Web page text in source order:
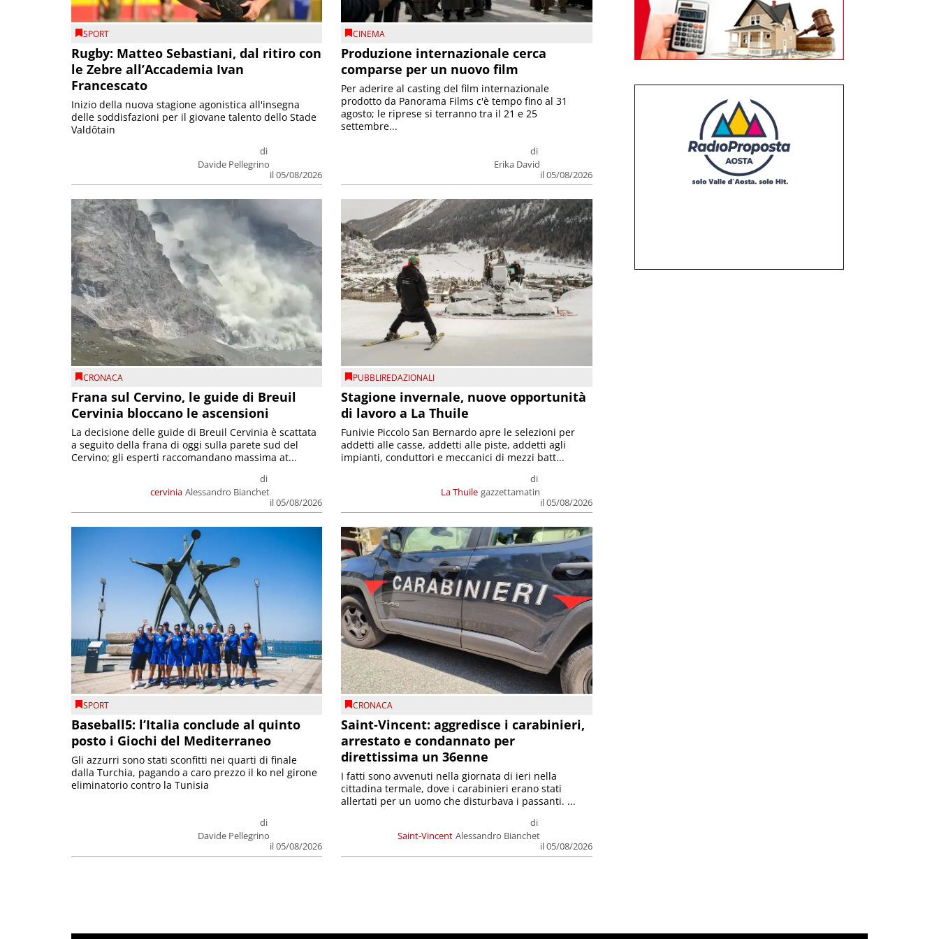
SPORT
Rugby: Matteo Sebastiani, dal ritiro con
le Zebre all’Accademia Ivan
Francescato
di
Davide Pellegrino
il 05/08/2026
Inizio della nuova stagione agonistica all'insegna
delle soddisfazioni per il giovane talento dello Stade
Valdôtain
CINEMA
Produzione internazionale cerca
comparse per un nuovo film
di
Erika David
il 05/08/2026
Per aderire al casting del film internazionale
prodotto da Panorama Films c'è tempo fino al 31
agosto; le riprese si terranno tra il 21 e 25
settembre...
CRONACA
Frana sul Cervino, le guide di Breuil
Cervinia bloccano le ascensioni
cervinia
di
Alessandro Bianchet
il 05/08/2026
La decisione delle guide di Breuil Cervinia è scattata
a seguito della frana di oggi sulla parete sud del
Cervino; gli esperti raccomandano massima at...
PUBBLIREDAZIONALI
Stagione invernale, nuove opportunità
di lavoro a La Thuile
La Thuile
di
gazzettamatin
il 05/08/2026
Funivie Piccolo San Bernardo apre le selezioni per
addetti alle casse, addetti alle piste, addetti agli
impianti, conduttori e meccanici di mezzi batt...
SPORT
Baseball5: l’Italia conclude al quinto
posto i Giochi del Mediterraneo
di
Davide Pellegrino
il 05/08/2026
Gli azzurri sono stati sconfitti nei quarti di finale
dalla Turchia, pagando a caro prezzo il ko nel girone
eliminatorio contro la Tunisia
CRONACA
Saint-Vincent: aggredisce i carabinieri,
arrestato e condannato per
direttissima un 36enne
Saint-Vincent
di
Alessandro Bianchet
il 05/08/2026
I fatti sono avvenuti nella giornata di ieri nella
cittadina termale, dove i carabinieri erano stati
allertati per un uomo che disturbava i passanti. ...